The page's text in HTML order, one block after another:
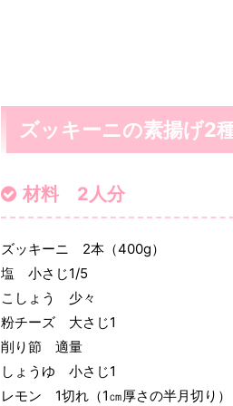
ズッキーニの素揚げ2
材料 2人分
ズッキーニ 2本（400g）
塩 小さじ1/5
こしょう 少々
粉チーズ 大さじ1
削り節 適量
しょうゆ 小さじ1
レモン 1切れ（1㎝厚さの半月切り）